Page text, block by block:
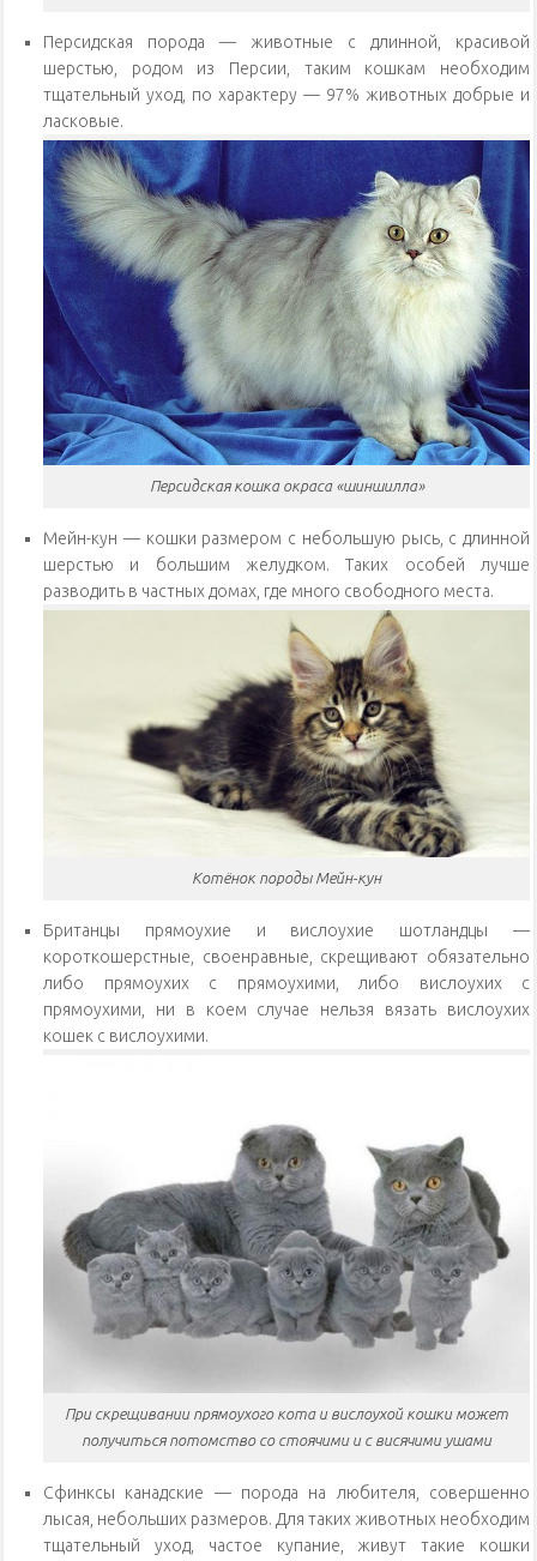
Персидская порода — животные с длинной, красивой
шерстью, родом из Персии, таким кошкам необходим
тщательный уход, по характеру — 97% животных добрые и
ласковые.
Персидская кошка окраса «шиншилла»
Мейн-кун — кошки размером с небольшую рысь, с длинной
шерстью и большим желудком. Таких особей лучше
разводить в частных домах, где много свободного места.
Котёнок породы Мейн-кун
Британцы прямоухие и вислоухие шотландцы —
короткошерстные, своенравные, скрещивают обязательно
либо прямоухих с прямоухими, либо вислоухих с
прямоухими, ни в коем случае нельзя вязать вислоухих
кошек с вислоухими.
При скрещивании прямоухого кота и вислоухой кошки может
получиться потомство со стоячими и с висячими ушами
Сфинксы канадские — порода на любителя, совершенно
лысая, небольших размеров. Для таких животных необходим
тщательный уход, частое купание, живут такие кошки